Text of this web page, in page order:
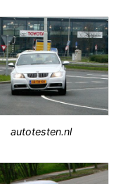
autotesten.nl